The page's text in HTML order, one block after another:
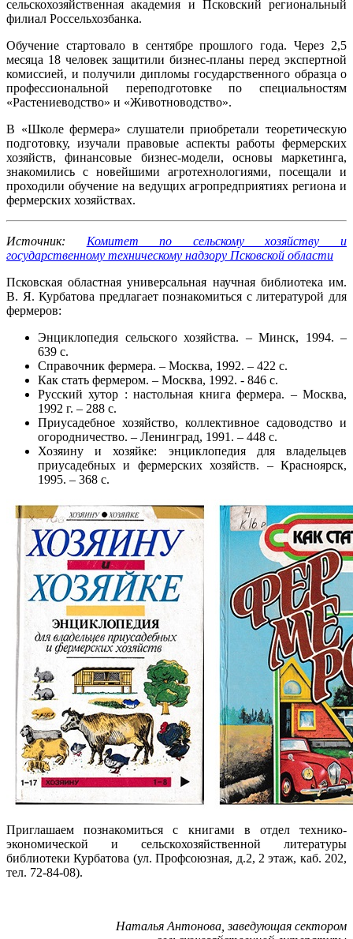
сельскохозяйственная академия и Псковский региональный
филиал Россельхозбанка.
Обучение стартовало в сентябре прошлого года. Через 2,5
месяца 18 человек защитили бизнес-планы перед экспертной
комиссией, и получили дипломы государственного образца о
профессиональной переподготовке по специальностям
«Растениеводство» и «Животноводство».
В «Школе фермера» слушатели приобретали теоретическую
подготовку, изучали правовые аспекты работы фермерских
хозяйств, финансовые бизнес-модели, основы маркетинга,
знакомились с новейшими агротехнологиями, посещали и
проходили обучение на ведущих агропредприятиях региона и
фермерских хозяйствах.
Источник: Комитет по сельскому хозяйству и
государственному техническому надзору Псковской области
Псковская областная универсальная научная библиотека им.
В. Я. Курбатова предлагает познакомиться с литературой для
фермеров:
Энциклопедия сельского хозяйства. – Минск, 1994. –
639 с.
Справочник фермера. – Москва, 1992. – 422 с.
Как стать фермером. – Москва, 1992. - 846 с.
Русский хутор : настольная книга фермера. – Москва,
1992 г. – 288 с.
Приусадебное хозяйство, коллективное садоводство и
огородничество. – Ленинград, 1991. – 448 с.
Хозяину и хозяйке: энциклопедия для владельцев
приусадебных и фермерских хозяйств. – Красноярск,
1995. – 368 с.
Приглашаем познакомиться с книгами в отдел технико-
экономической и сельскохозяйственной литературы
библиотеки Курбатова (ул. Профсоюзная, д.2, 2 этаж, каб. 202,
тел. 72-84-08).
Наталья Антонова, заведующая сектором